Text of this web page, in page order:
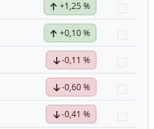
+1,25 %
+0,10 %
-0,11 %
-0,60 %
-0,41 %